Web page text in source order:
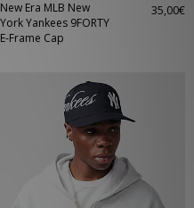
New Era MLB New
York Yankees 9FORTY
E-Frame Cap
35,00€